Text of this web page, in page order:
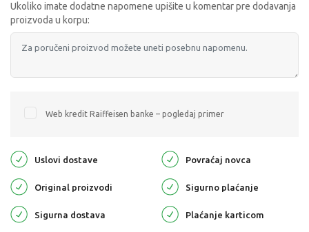
Ukoliko imate dodatne napomene upišite u komentar pre dodavanja
proizvoda u korpu:
Web kredit Raiffeisen banke – pogledaj primer
Uslovi dostave Povraćaj novca
Original proizvodi Sigurno plaćanje
Sigurna dostava Plaćanje karticom